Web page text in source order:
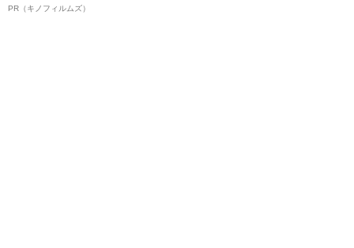
ルインタビュー“観客を魅了した
PR（キノフィルムズ）